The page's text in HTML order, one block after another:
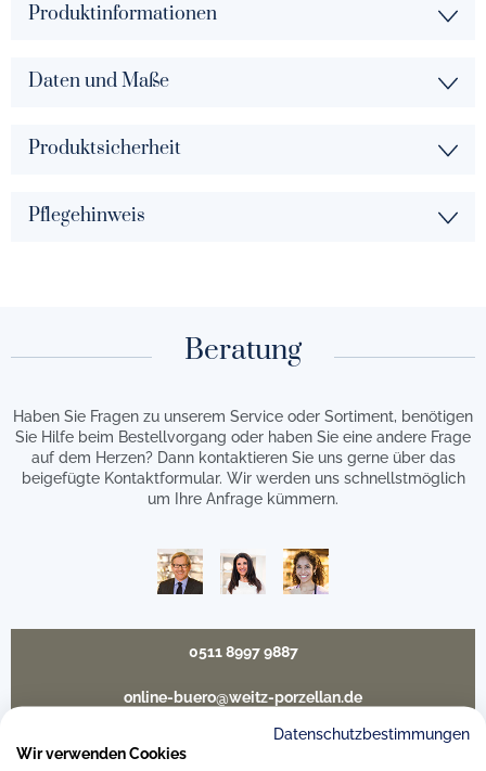
Produktinformationen
Daten und Maße
Produktsicherheit
Pflegehinweis
Beratung
Haben Sie Fragen zu unserem Service oder Sortiment, benötigen
Sie Hilfe beim Bestellvorgang oder haben Sie eine andere Frage
auf dem Herzen? Dann kontaktieren Sie uns gerne über das
beigefügte Kontaktformular. Wir werden uns schnellstmöglich
um Ihre Anfrage kümmern.
0511 8997 9887
online-buero@weitz-porzellan.de
Datenschutzbestimmungen
Wir verwenden Cookies